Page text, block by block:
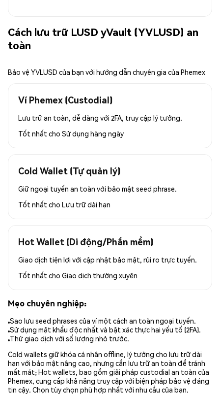
Cách lưu trữ LUSD yVault (YVLUSD) an
toàn
Bảo vệ YVLUSD của bạn với hướng dẫn chuyên gia của Phemex
Ví Phemex (Custodial)
Lưu trữ an toàn, dễ dàng với 2FA, truy cập lý tưởng.
Tốt nhất cho Sử dụng hàng ngày
Cold Wallet (Tự quản lý)
Giữ ngoại tuyến an toàn với bảo mật seed phrase.
Tốt nhất cho Lưu trữ dài hạn
Hot Wallet (Di động/Phần mềm)
Giao dịch tiện lợi với cập nhật bảo mật, rủi ro trực tuyến.
Tốt nhất cho Giao dịch thường xuyên
Mẹo chuyên nghiệp:
Sao lưu seed phrases của ví một cách an toàn ngoại tuyến.
Sử dụng mật khẩu độc nhất và bật xác thực hai yếu tố (2FA).
Thử giao dịch với số lượng nhỏ trước.
Cold wallets giữ khóa cá nhân offline, lý tưởng cho lưu trữ dài
hạn với bảo mật nâng cao, nhưng cần lưu trữ an toàn để tránh
mất mát; Hot wallets, bao gồm giải pháp custodial an toàn của
Phemex, cung cấp khả năng truy cập với biện pháp bảo vệ đáng
tin cậy. Chọn tùy chọn phù hợp nhất với nhu cầu của bạn.